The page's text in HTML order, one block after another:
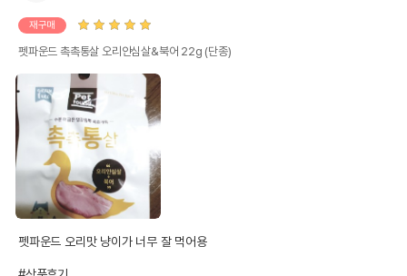
재구매
펫파운드 촉촉통살 오리안심살&북어 22g (단종)
펫파운드 오리맛 냥이가 너무 잘 먹어용